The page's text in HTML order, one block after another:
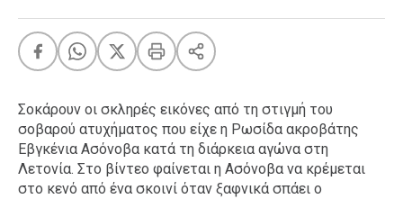
A-List LGBTQI+
LIFE
Σοκάρουν οι σκληρές εικόνες από τη στιγμή του
σοβαρού ατυχήματος που είχε η Ρωσίδα ακροβάτης
Εβγκένια Ασόνοβα κατά τη διάρκεια αγώνα στη
Λετονία. Στο βίντεο φαίνεται η Ασόνοβα να κρέμεται
στο κενό από ένα σκοινί όταν ξαφνικά σπάει ο